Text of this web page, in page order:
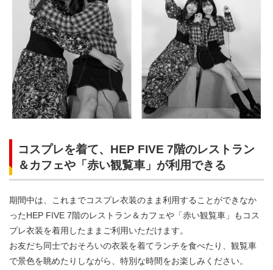
コスプレを着て、HEP FIVE 7階のレストラン
＆カフェや「赤い観覧車」が利用できる
期間中は、これまでコスプレ衣装のまま利用することができなか
ったHEP FIVE 7階のレストラン＆カフェや「赤い観覧車」もコス
プレ衣装を着用したままご利用いただけます。
お友だち同士でおそろいの衣装を着てランチを食べたり、観覧車
で景色を眺めたりしながら、特別な時間をお楽しみください。